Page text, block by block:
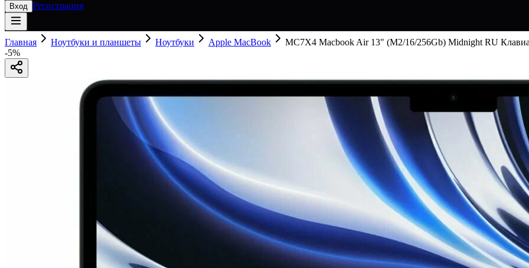
Вход Регистрация
Главная Ноутбуки и планшеты Ноутбуки Apple MacBook
MC7X4 Macbook Air 13" (M2/16/256Gb) Midnight RU
-5%